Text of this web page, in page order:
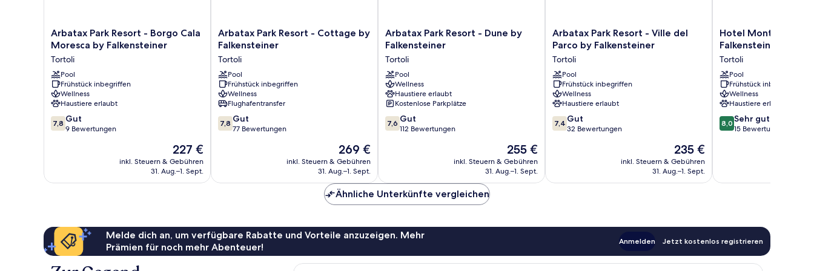
Arbatax
Park
-
Borgo
Cala
Moresca
by
Falkensteiner
Tortoli
Arbatax Park Resort - Borgo Cala
Moresca by Falkensteiner
Tortoli
Pool
Frühstück inbegriffen
Wellness
Haustiere erlaubt
7.8
von
7,8 Gut
9 Bewertungen
Der
Preis
beträgt
227 €
inkl. Steuern & Gebühren
31. Aug.–1. Sept.
Arbatax
Park
-
Cottage
by
Falkensteiner
Tortoli
Arbatax Park Resort - Cottage by
Falkensteiner
Tortoli
Pool
Frühstück inbegriffen
Wellness
Flughafentransfer
7.8
von
7,8 Gut
77 Bewertungen
Der
Preis
beträgt
269 €
inkl. Steuern & Gebühren
31. Aug.–1. Sept.
Arbatax
Park
-
Dune
by
Falkensteiner
Tortoli
Arbatax Park Resort - Dune by
Falkensteiner
Tortoli
Pool
Wellness
Haustiere erlaubt
Kostenlose Parkplätze
7.6
von
7,6 Gut
112 Bewertungen
Der
Preis
beträgt
255 €
inkl. Steuern & Gebühren
31. Aug.–1. Sept.
Arbatax
Park
-
Ville
del
Parco
by
Falkensteiner
Tortoli
Arbatax Park Resort - Ville del
Parco by Falkensteiner
Tortoli
Pool
Frühstück inbegriffen
Wellness
Haustiere erlaubt
7.4
von
7,4 Gut
32 Bewertungen
Der
Preis
beträgt
235 €
inkl. Steuern & Gebühren
31. Aug.–1. Sept.
Hotel
Monte
by
Falkensteiner
Tortoli
Hotel Monte Turri
Falkensteiner
Tortoli
Pool
Frühstück inbegriffen
Wellness
Haustiere erlaubt
8.0
von
Bewertungen
8,0 Sehr gut
15 Bewertungen
Ähnliche Unterkünfte vergleichen
Melde dich an, um verfügbare Rabatte und Vorteile anzuzeigen. Mehr
Prämien für noch mehr Abenteuer!
Anmelden Jetzt kostenlos registrieren